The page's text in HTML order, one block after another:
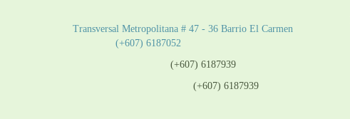
Transversal Metropolitana # 47 - 36 Barrio El Carmen
(+607) 6187052
(+607) 6187939
(+607) 6187939